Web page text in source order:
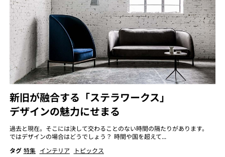
新旧が融合する「ステラワークス」
デザインの魅力にせまる
過去と現在。そこには決して交わることのない時間の隔たりがあります。
ではデザインの場合はどうでしょう？ 時間や国を超えて...
タグ 特集 インテリア
トピックス